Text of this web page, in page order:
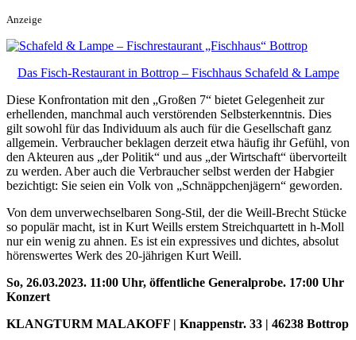
Anzeige
Das Fisch-Restaurant in Bottrop – Fischhaus Schafeld & Lampe
Diese Konfrontation mit den „Großen 7“ bietet Gelegenheit zur
erhellenden, manchmal auch verstörenden Selbsterkenntnis. Dies
gilt sowohl für das Individuum als auch für die Gesellschaft ganz
allgemein. Verbraucher beklagen derzeit etwa häufig ihr Gefühl, von
den Akteuren aus „der Politik“ und aus „der Wirtschaft“ übervorteilt
zu werden. Aber auch die Verbraucher selbst werden der Habgier
bezichtigt: Sie seien ein Volk von „Schnäppchenjägern“ geworden.
Von dem unverwechselbaren Song-Stil, der die Weill-Brecht Stücke
so populär macht, ist in Kurt Weills erstem Streichquartett in h-Moll
nur ein wenig zu ahnen. Es ist ein expressives und dichtes, absolut
hörenswertes Werk des 20-jährigen Kurt Weill.
So, 26.03.2023. 11:00 Uhr, öffentliche Generalprobe. 17:00 Uhr
Konzert
KLANGTURM MALAKOFF | Knappenstr. 33 | 46238 Bottrop